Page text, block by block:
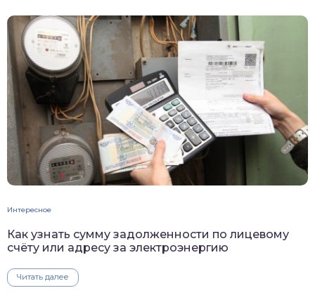
Интересное
Как узнать сумму задолженности по лицевому
счёту или адресу за электроэнергию
Читать далее